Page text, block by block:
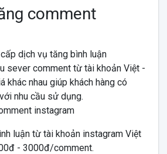
comment
dịch vụ tăng bình luận
sever comment từ tài khoản Việt -
khác nhau giúp khách hàng có
nhu cầu sử dụng.
luận từ tài khoản instagram Việt
- 3000đ/comment.